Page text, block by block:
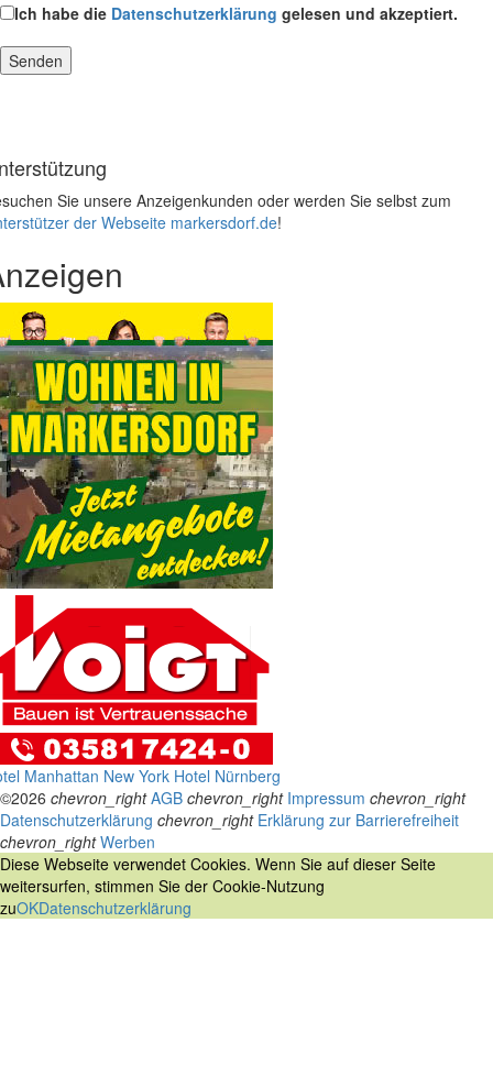
Ich habe die Datenschutzerklärung gelesen und akzeptiert.
Sie unsere Anzeigenkunden oder werden Sie selbst zum
der Webseite markersdorf.de!
Manhattan New York Hotel Nürnberg
©2026 chevron_right AGB chevron_right Impressum chevron_right
Datenschutzerklärung chevron_right Erklärung zur Barrierefreiheit
chevron_right Werben
Diese Webseite verwendet Cookies. Wenn Sie auf dieser Seite
weitersurfen, stimmen Sie der Cookie-Nutzung
zuOKDatenschutzerklärung